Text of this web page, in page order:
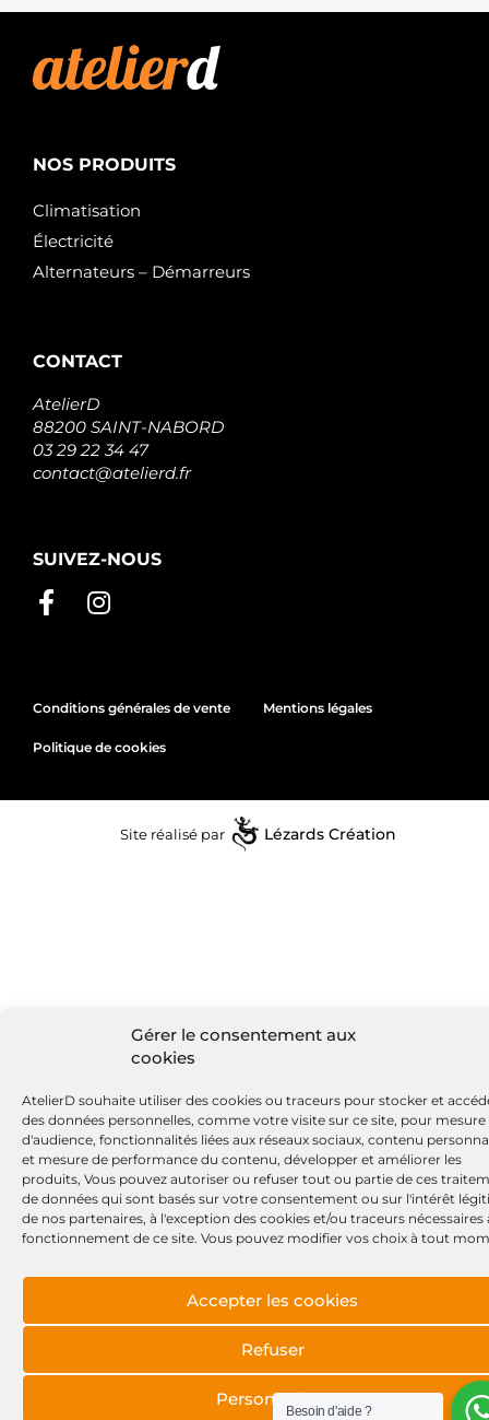
Gérer le consentement aux
cookies
AtelierD souhaite utiliser des cookies ou traceurs pour stocker et
des données personnelles, comme votre visite sur ce site, pour mesure
d'audience, fonctionnalités liées aux réseaux sociaux, contenu
et mesure de performance du contenu, développer et améliorer les
produits, Vous pouvez autoriser ou refuser tout ou partie de ces
de données qui sont basés sur votre consentement ou sur l'intérêt
de nos partenaires, à l'exception des cookies et/ou traceurs nécessaires
fonctionnement de ce site. Vous pouvez modifier vos choix à tout
Accepter les cookies
Refuser
Personnaliser
NOS PRODUITS
Climatisation
Électricité
Alternateurs – Démarreurs
CONTACT
AtelierD
88200 SAINT-NABORD
03 29 22 34 47
contact@atelierd.fr
SUIVEZ-NOUS
Conditions générales de vente Mentions légales
Politique de cookies
Site réalisé par Lézards Création
Besoin d'aide ?